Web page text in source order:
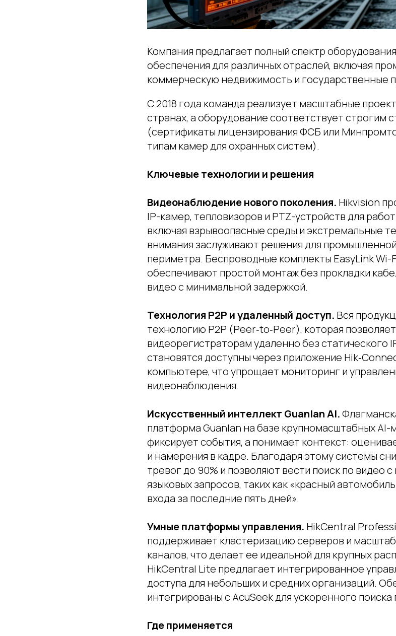
Компания предлагает полный спектр
обеспечения для различных отраслей, включая
коммерческую недвижимость и государственные
С 2018 года команда реализует масштабные
странах, а оборудование соответствует строгим
(сертификаты лицензирования ФСБ или
типам камер для охранных систем).
Ключевые технологии и решения
Видеонаблюдение нового поколения. Hikvision
IP-камер, тепловизоров и PTZ-устройств для
включая взрывоопасные среды и экстремальные
внимания заслуживают решения для
периметра. Беспроводные комплекты EasyLink Wi-
обеспечивают простой монтаж без прокладки
видео с минимальной задержкой.
Технология P2P и удаленный доступ. Вся
технологию P2P (Peer‑to‑Peer), которая
видеорегистраторам удаленно без статического
становятся доступны через приложение
компьютере, что упрощает мониторинг и
видеонаблюдения.
Искусственный интеллект Guanlan AI.
платформа Guanlan на базе крупномасштабных AI-
фиксирует события, а понимает контекст:
и намерения в кадре. Благодаря этому системы
тревог до 90% и позволяют вести поиск по видео
языковых запросов, таких как «красный
входа за последние пять дней».
Умные платформы управления. HikCentral
поддерживает кластеризацию серверов и
каналов, что делает ее идеальной для крупных
HikCentral Lite предлагает интегрированное
доступа для небольших и средних организаций.
интегрированы с AcuSeek для ускоренного поиска
Где применяется